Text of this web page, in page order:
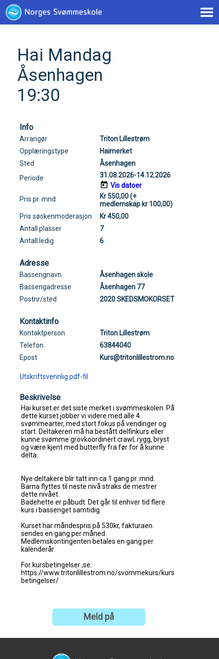
Hai Mandag
Åsenhagen
19:30
Info
Arrangør
Triton Lillestrøm
Opplæringstype
Haimerket
Sted
Åsenhagen
Periode
31.08.2026-14.12.2026
Vis datoer
Pris pr. mnd
Kr 550,00 (+
medlemskap kr 100,00)
Pris søskenmoderasjon
Kr 450,00
Antall plasser
7
Antall ledig
6
Adresse
Bassengnavn
Åsenhagen skole
Bassengadresse
Åsenhagen 77
Postnr/sted
2020 SKEDSMOKORSET
Kontaktinfo
Kontaktperson
Triton Lillestrøm
Telefon
63844040
Epost
Kurs@tritonlillestrom.no
Utskriftsvennlig pdf-fil
Beskrivelse
Meld på